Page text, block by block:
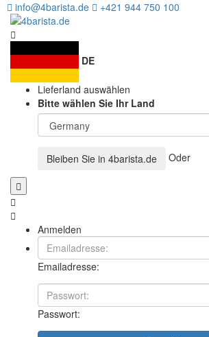
info@4barista.de +421 944 750 100
DE
Lieferland auswählen
Bitte wählen Sie Ihr Land
Bleiben Sie in 4barista.de Oder
Anmelden
Emailadresse:
Passwort: